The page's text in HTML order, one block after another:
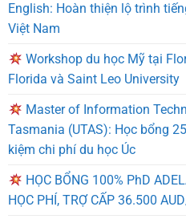
English: Hoàn thiện lộ trình
Việt Nam
Workshop du học Mỹ tại
Florida và Saint Leo University
Master of Information
Tasmania (UTAS): Học bổng
kiệm chi phí du học Úc
HỌC BỔNG 100% PhD
HỌC PHÍ, TRỢ CẤP 36.500